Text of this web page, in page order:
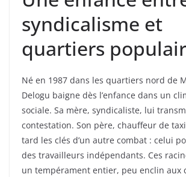
syndicalisme et
quartiers
Né en 1987 dans les quartiers nord de
Delogu baigne dès l’enfance dans un
sociale. Sa mère, syndicaliste, lui
contestation. Son père, chauffeur de
tard les clés d’un autre combat : celui
des travailleurs indépendants. Ces
un tempérament entier, peu enclin aux